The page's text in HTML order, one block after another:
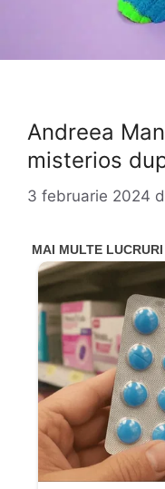
Andreea
misterios
3 februarie 2024